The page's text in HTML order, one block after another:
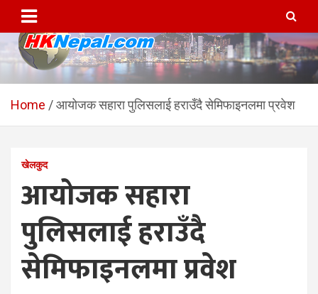
content
HKNepal.com – हङकङबाट
सञ्चालित पहिलो नेपाली अनलाईन
hknepal, hknepal.com, hk nepal, hk nepal com
Home आयोजक सहारा पुलिसलाई हराउँदै सेमिफाइनलमा प्रवेश
खेलकुद
आयोजक सहारा
पुलिसलाई हराउँदै
सेमिफाइनलमा प्रवेश